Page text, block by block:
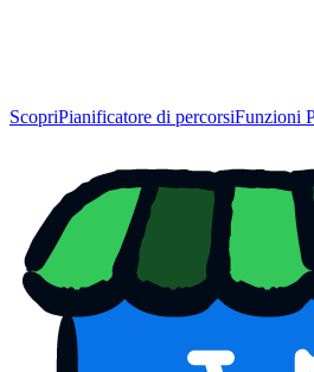
ScopriPianificatore di percorsiFunzioni